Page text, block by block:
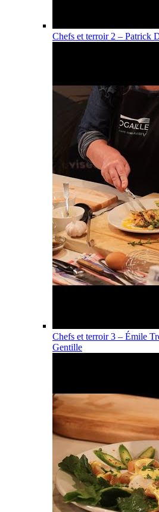
Chefs et terroir 2 – Patrick
Chefs et terroir 3 – Émile
Gentille